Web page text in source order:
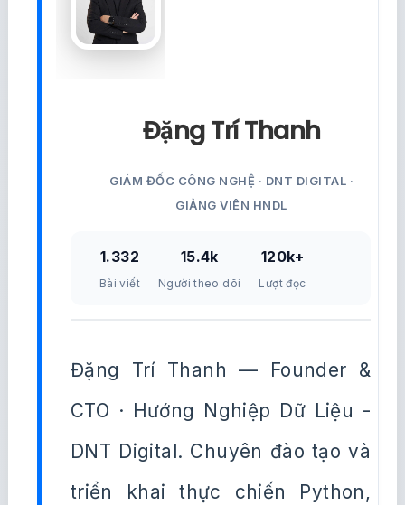
Đặng Trí Thanh
GIÁM ĐỐC CÔNG NGHỆ · DNT DIGITAL ·
GIẢNG VIÊN HNDL
1.332
Bài viết
15.4k
Người theo dõi
120k+
Lượt đọc
Đặng Trí Thanh — Founder &
CTO · Hướng Nghiệp Dữ Liệu -
DNT Digital. Chuyên đào tạo và
triển khai thực chiến Python,